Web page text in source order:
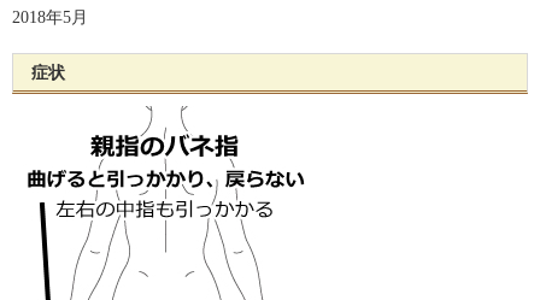
2018年5月
症状